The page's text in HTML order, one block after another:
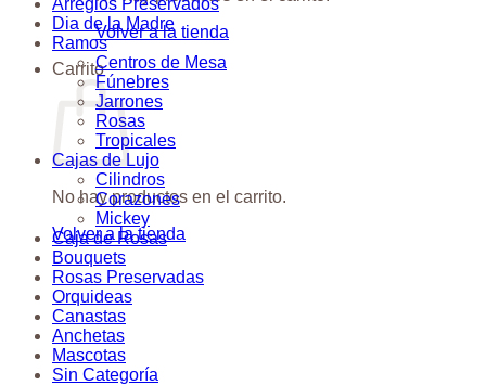
Volver a la tienda
Carrito
No hay productos en el carrito.
Volver a la tienda
Dia de la Madre
Ramos
Centros de Mesa
Fúnebres
Jarrones
Rosas
Tropicales
Cajas de Lujo
Cilindros
Corazones
Mickey
Caja de Rosas
Bouquets
Rosas Preservadas
Orquideas
Canastas
Anchetas
Mascotas
Sin Categoría